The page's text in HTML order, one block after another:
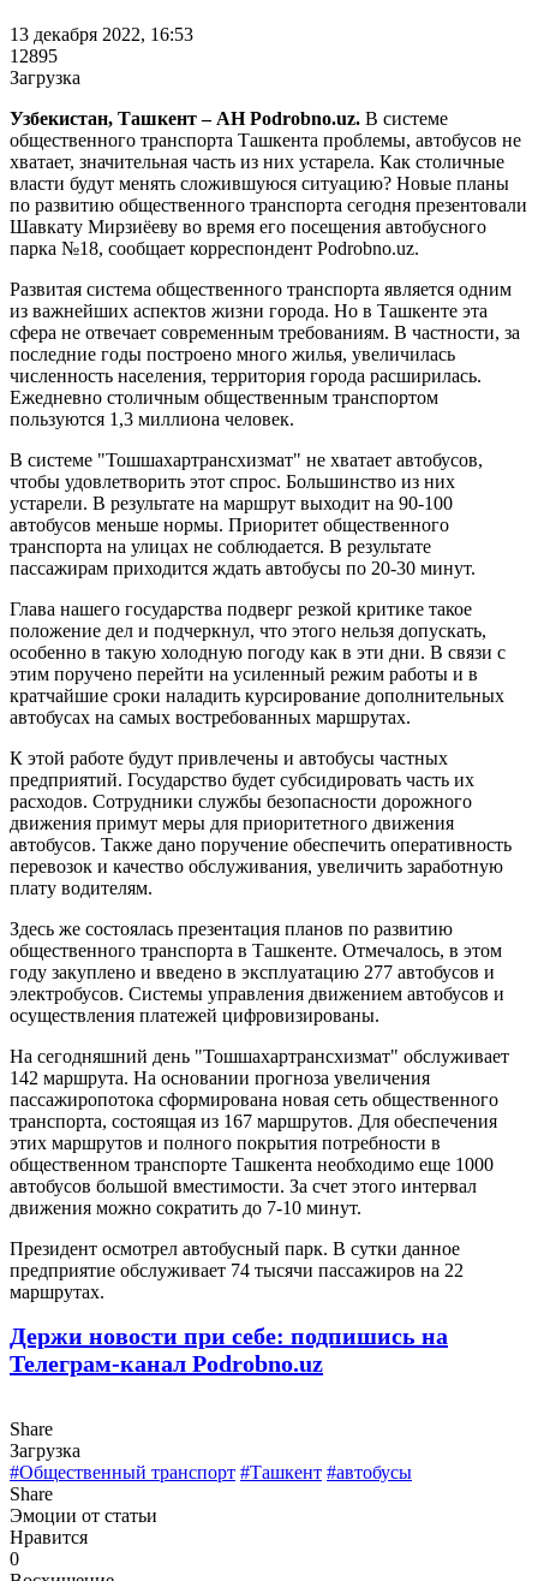
13 декабря 2022, 16:53
12895
Загрузка
Узбекистан, Ташкент – АН Podrobno.uz. В системе
общественного транспорта Ташкента проблемы, автобусов не
хватает, значительная часть из них устарела. Как столичные
власти будут менять сложившуюся ситуацию? Новые планы
по развитию общественного транспорта сегодня презентовали
Шавкату Мирзиёеву во время его посещения автобусного
парка №18, сообщает корреспондент Podrobno.uz.
Развитая система общественного транспорта является одним
из важнейших аспектов жизни города. Но в Ташкенте эта
сфера не отвечает современным требованиям. В частности, за
последние годы построено много жилья, увеличилась
численность населения, территория города расширилась.
Ежедневно столичным общественным транспортом
пользуются 1,3 миллиона человек.
В системе "Тошшахартрансхизмат" не хватает автобусов,
чтобы удовлетворить этот спрос. Большинство из них
устарели. В результате на маршрут выходит на 90-100
автобусов меньше нормы. Приоритет общественного
транспорта на улицах не соблюдается. В результате
пассажирам приходится ждать автобусы по 20-30 минут.
Глава нашего государства подверг резкой критике такое
положение дел и подчеркнул, что этого нельзя допускать,
особенно в такую холодную погоду как в эти дни. В связи с
этим поручено перейти на усиленный режим работы и в
кратчайшие сроки наладить курсирование дополнительных
автобусах на самых востребованных маршрутах.
К этой работе будут привлечены и автобусы частных
предприятий. Государство будет субсидировать часть их
расходов. Сотрудники службы безопасности дорожного
движения примут меры для приоритетного движения
автобусов. Также дано поручение обеспечить оперативность
перевозок и качество обслуживания, увеличить заработную
плату водителям.
Здесь же состоялась презентация планов по развитию
общественного транспорта в Ташкенте. Отмечалось, в этом
году закуплено и введено в эксплуатацию 277 автобусов и
электробусов. Системы управления движением автобусов и
осуществления платежей цифровизированы.
На сегодняшний день "Тошшахартрансхизмат" обслуживает
142 маршрута. На основании прогноза увеличения
пассажиропотока сформирована новая сеть общественного
транспорта, состоящая из 167 маршрутов. Для обеспечения
этих маршрутов и полного покрытия потребности в
общественном транспорте Ташкента необходимо еще 1000
автобусов большой вместимости. За счет этого интервал
движения можно сократить до 7-10 минут.
Президент осмотрел автобусный парк. В сутки данное
предприятие обслуживает 74 тысячи пассажиров на 22
маршрутах.
Держи новости при себе: подпишись на
Телеграм-канал Podrobno.uz
Share
Загрузка
#Общественный транспорт #Ташкент #автобусы
Share
Эмоции от статьи
Нравится
0